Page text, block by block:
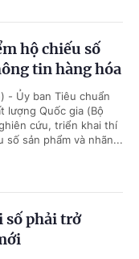
hộ chiếu số
tin hàng hóa
- Ủy ban Tiêu chuẩn
lượng Quốc gia (Bộ
cứu, triển khai thí
số sản phẩm và nhãn...
số phải trở